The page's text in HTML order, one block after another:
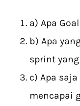
a) Apa
b) Apa
sprint
c) Apa
mencapai